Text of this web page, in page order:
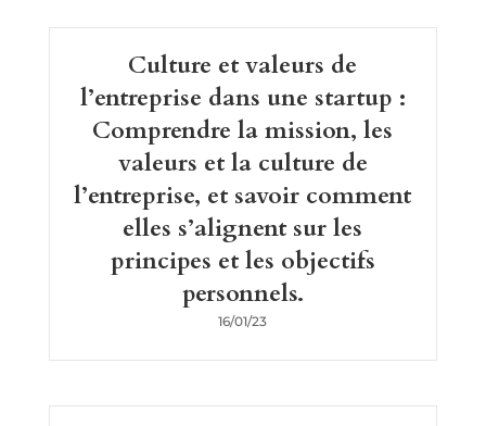
Culture et valeurs de
l’entreprise dans une startup :
Comprendre la mission, les
valeurs et la culture de
l’entreprise, et savoir comment
elles s’alignent sur les
principes et les objectifs
personnels.
16/01/23